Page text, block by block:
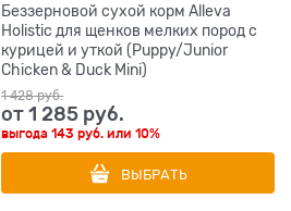
Беззерновой сухой корм Alleva
Holistic для щенков мелких пород с
курицей и уткой (Puppy/Junior
Chicken & Duck Mini)
1 428 руб.
от1 285 руб.
выгода143 руб. или10%
ВЫБРАТЬ